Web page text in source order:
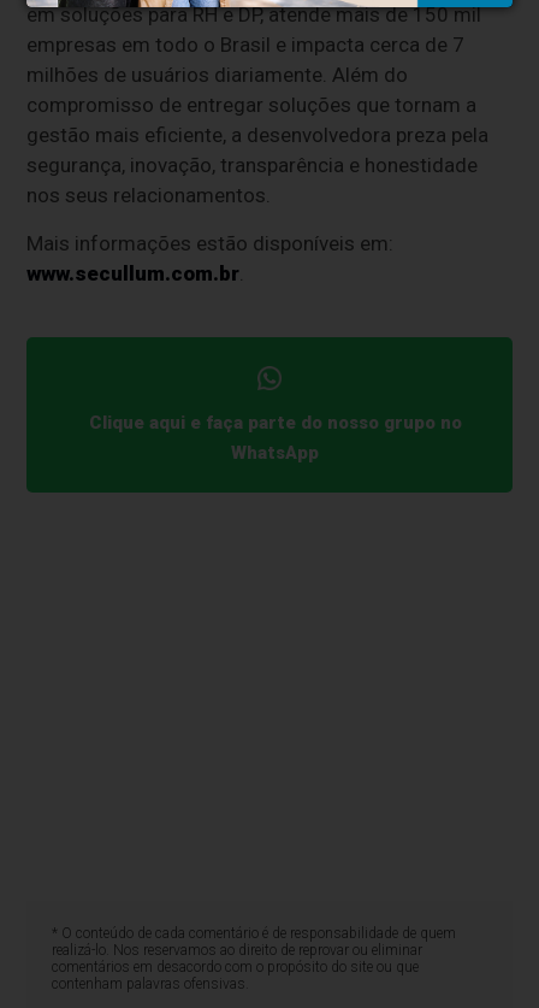
em soluções para RH e DP, atende mais de 150 mil
empresas em todo o Brasil e impacta cerca de 7
milhões de usuários diariamente. Além do
compromisso de entregar soluções que tornam a
gestão mais eficiente, a desenvolvedora preza pela
segurança, inovação, transparência e honestidade
nos seus relacionamentos.
Mais informações estão disponíveis em:
www.secullum.com.br
Clique aqui e faça parte do nosso grupo no
WhatsApp
* O conteúdo de cada comentário é de responsabilidade de quem
realizá-lo. Nos reservamos ao direito de reprovar ou eliminar
comentários em desacordo com o propósito do site ou que
contenham palavras ofensivas.